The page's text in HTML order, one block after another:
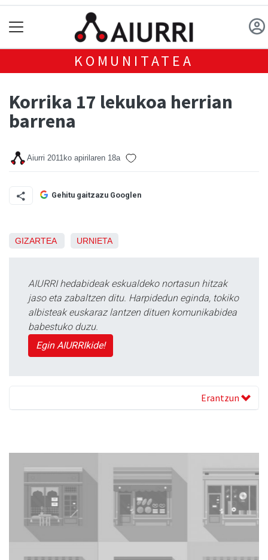
KOMUNITATEA
Korrika 17 lekukoa herrian
barrena
Aiurri 2011ko apirilaren 18a
Gehitu gaitzazu Googlen
GIZARTEA URNIETA
AIURRI hedabideak eskualdeko nortasun hitzak
jaso eta zabaltzen ditu. Harpidedun eginda, tokiko
albisteak euskaraz lantzen dituen komunikabidea
babestuko duzu.
Egin AIURRIkide!
Erantzun